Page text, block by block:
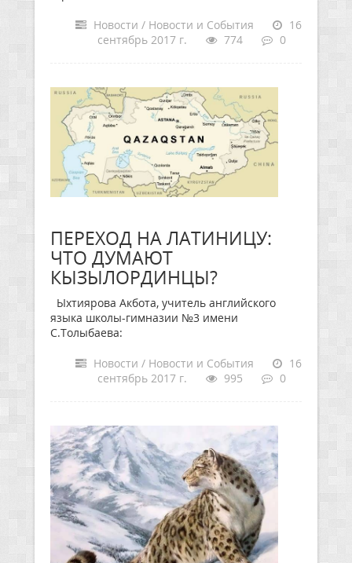
Новости / Новости и События
16
сентябрь 2017 г.
774 0
ПЕРЕХОД НА ЛАТИНИЦУ:
ЧТО ДУМАЮТ
КЫЗЫЛОРДИНЦЫ?
Ыхтиярова Акбота, учитель английского
языка школы-гимназии №3 имени
С.Толыбаева:
Новости / Новости и События
16
сентябрь 2017 г.
995 0